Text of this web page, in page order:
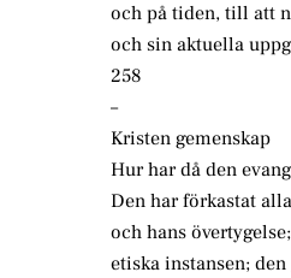
och på tiden, till att
och sin aktuella
258
–
Kristen gemenskap
Hur har då den
Den har förkastat
och hans
etiska instansen;